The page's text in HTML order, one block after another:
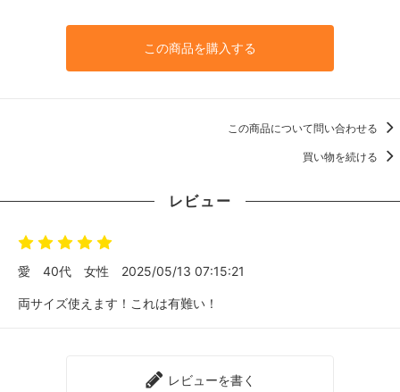
この商品を購入する
この商品について問い合わせる
買い物を続ける
レビュー
愛 40代 女性 2025/05/13 07:15:21
両サイズ使えます！これは有難い！
レビューを書く